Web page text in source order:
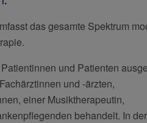
das gesamte Spektrum
und Patienten
und -ärzten,
einer Musiktherapeutin,
behandelt. In